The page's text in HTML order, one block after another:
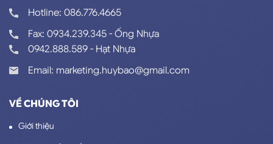
Hotline: 086.776.4665
Fax: 0934.239.345 - Ống Nhựa
0942.888.589 - Hạt Nhựa
Email: marketing.huybao@gmail.com
VỀ CHÚNG TÔI
Giới thiệu